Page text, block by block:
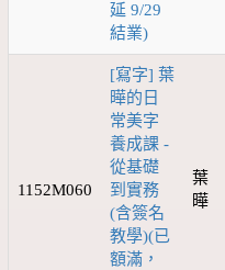
延 9/29
結業)
1152M060
[寫字] 葉
曄的日
常美字
養成課 -
從基礎
到實務
(含簽名
教學)(已
額滿，
葉
曄